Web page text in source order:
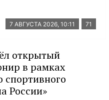
7 АВГУСТА 2026, 10:11 71
открытый
в рамках
спортивного
России»